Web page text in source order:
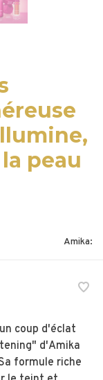
peau
Amika:
coup d'éclat
d'Amika
formule riche